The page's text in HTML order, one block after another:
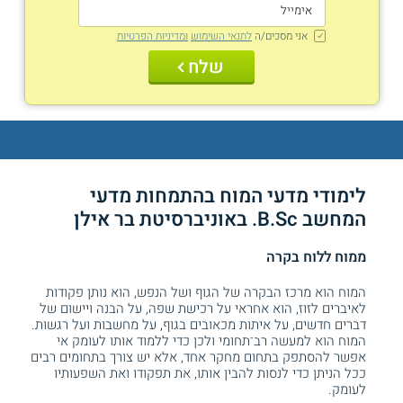
אני מסכים/ה לתנאי השימוש ומדיניות הפרטיות
שלח
לימודי מדעי המוח בהתמחות מדעי
המחשב B.Sc. באוניברסיטת בר אילן
ממוח ללוח בקרה
המוח הוא מרכז הבקרה של הגוף ושל הנפש, הוא נותן פקודות
לאיברים לזוז, הוא אחראי על רכישת שפה, על הבנה ויישום של
דברים חדשים, על איתות מכאובים בגוף, על מחשבות ועל רגשות.
המוח הוא למעשה רב־תחומי ולכן כדי ללמוד אותו לעומק אי
אפשר להסתפק בתחום מחקר אחד, אלא יש צורך בתחומים רבים
ככל הניתן כדי לנסות להבין אותו, את תפקודו ואת השפעותיו
לעומק.